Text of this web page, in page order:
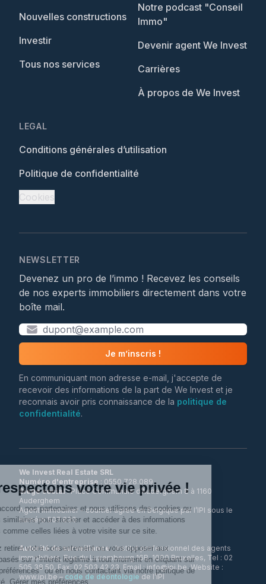
Nouvelles constructions
Investir
Tous nos services
Notre podcast "Conseil
Immo"
Devenir agent We Invest
Carrières
À propos de We Invest
LEGAL
Conditions générales d’utilisation
Politique de confidentialité
Cookies
NEWSLETTER
Devenez un pro de l’immo ! Recevez les conseils
de nos experts immobiliers directement dans votre
boîte mail.
Je m’inscris !
En communiquant mon adresse e-mail, j'accepte de
recevoir des informations de la part de We Invest et je
reconnais avoir pris connaissance de la politique de
confidentialité.
We Invest Real Estate SRL
Numéro d'entreprise
Siège social: Place Communale d’Auderghem 8 à 1160
Auderghem
Agent immobilier - courtier agréé en Belgique par l’IPI sous le
numéro 507.630
Autorité de surveillance: Institut professionnel des agents
immobiliers, Rue du Luxembourg 16B, 1000 Bruxelles, Tel : 02
505 38 50, Fax: 02 503 42 23, Email : info@ipi.be, Website :
www.ipi.be – code de déontologie de l’IPI